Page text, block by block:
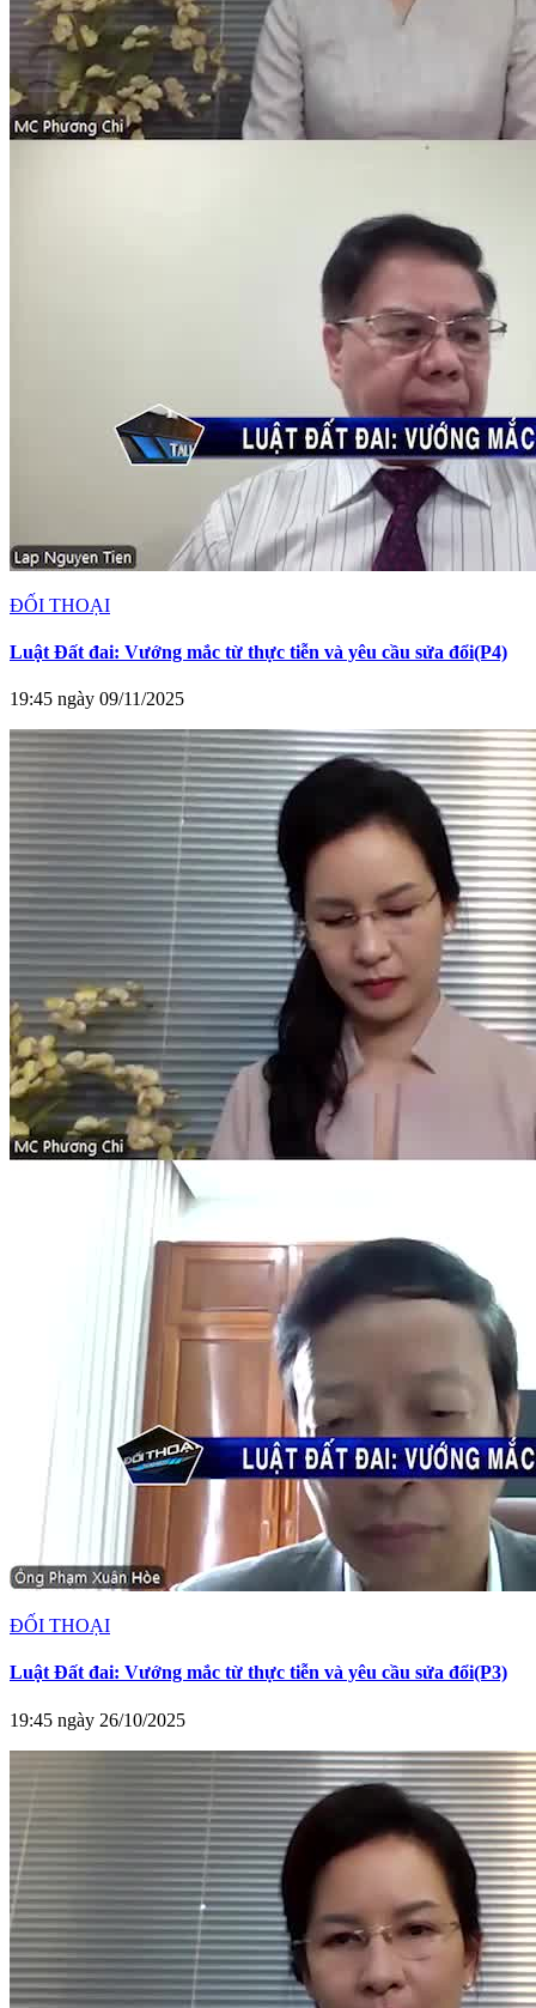
ĐỐI THOẠI
Luật Đất đai: Vướng mắc từ thực tiễn và yêu cầu sửa đổi(P4)
19:45 ngày 09/11/2025
ĐỐI THOẠI
Luật Đất đai: Vướng mắc từ thực tiễn và yêu cầu sửa đổi(P3)
19:45 ngày 26/10/2025